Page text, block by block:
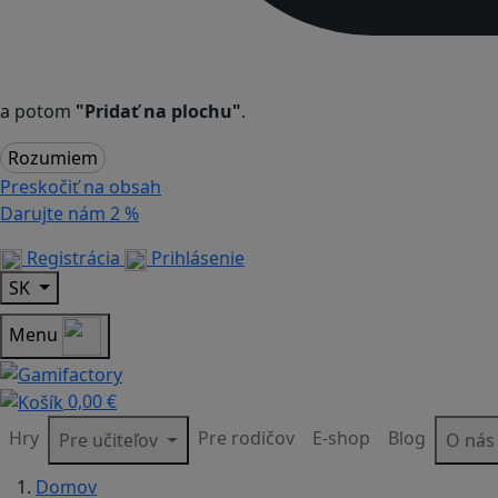
a potom "Pridať na plochu".
Rozumiem
Preskočiť na obsah
Darujte nám 2 %
Registrácia
Prihlásenie
SK
Menu
0,00 €
Hry
Pre učiteľov Pre rodičov E-shop Blog
O nás
Domov